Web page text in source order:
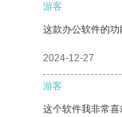
游客
这款办公软件的
2024-12-27
游客
这个软件我非常喜